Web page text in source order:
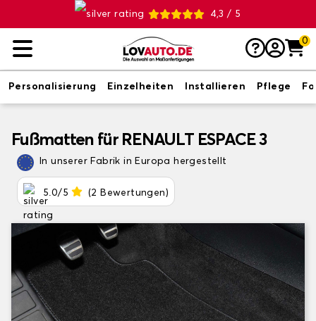
4,3 / 5
0
Personalisierung Einzelheiten Installieren Pflege
Fußmatten für RENAULT ESPACE 3
In unserer Fabrik in Europa hergestellt
5.0/5 (2 Bewertungen)